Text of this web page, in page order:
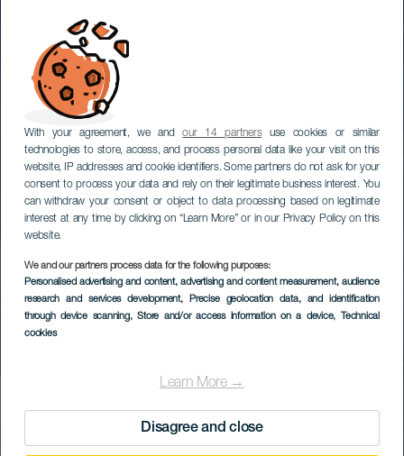
With your agreement, we andour 14 partnersuse cookies or similar
technologies to store, access, and process personal data like your visit on this
website, IP addresses and cookie identifiers. Some partners do not ask for your
consent to process your data and rely on their legitimate business interest. You
can withdraw your consent or object to data processing based on legitimate
interest at any time by clicking on “Learn More” or in our Privacy Policy on this
website.
We and our partners process data for the following purposes:
Personalised advertising and content, advertising and content measurement, audience
research and services development, Precise geolocation data, and identification
through device scanning, Store and/or access information on a device, Technical
cookies
Learn More →
Disagree and close
Stjärnskådning på
berget San Borondón